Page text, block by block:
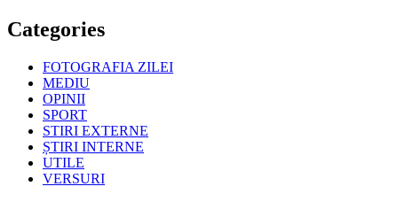
Categories
FOTOGRAFIA ZILEI
MEDIU
OPINII
SPORT
STIRI EXTERNE
ȘTIRI INTERNE
UTILE
VERSURI